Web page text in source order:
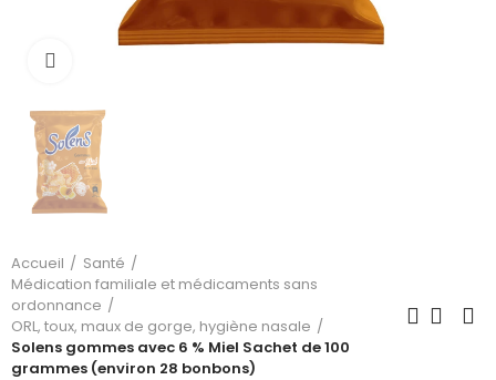
Accueil
Santé
Médication familiale et médicaments sans
ordonnance
ORL, toux, maux de gorge, hygiène nasale
Solens gommes avec 6 % Miel Sachet de 100
grammes (environ 28 bonbons)